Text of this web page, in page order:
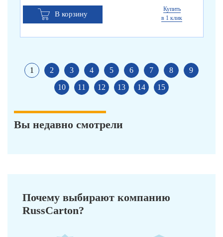
В корзину
Купить
в 1 клик
1 2 3 4 5 6 7 8
9
10
11 12 13 14 15
Вы недавно смотрели
Почему выбирают компанию
RussCarton?